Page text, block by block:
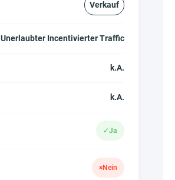
Verkauf
Unerlaubter Incentivierter Traffic
k.A.
k.A.
✓Ja
×Nein